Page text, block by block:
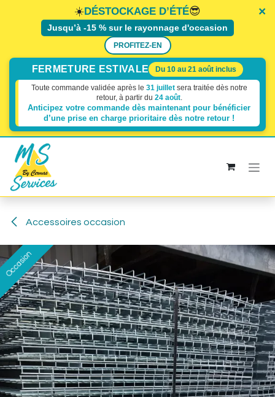
×
☀️DÉSTOCKAGE D’ÉTÉ😎
Jusqu’à -15 % sur le rayonnage d'occasion
PROFITEZ-EN
FERMETURE ESTIVALE Du 10 au 21 août inclus
Toute commande validée après le 31 juilletsera traitée dès notre
retour, à partir du 24 août.
Anticipez votre commande dès maintenant pour bénéficier
d’une prise en charge prioritaire dès notre retour !
Se rendre au contenu
Accessoires occasion
Occasion
Occasion
×
×